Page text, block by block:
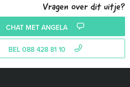
Vragen over dit uitje?
CHAT MET ANGELA
BEL 088 428 81 10